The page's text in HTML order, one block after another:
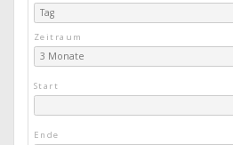
Tag
Zeitraum
3 Monate
Start
Ende